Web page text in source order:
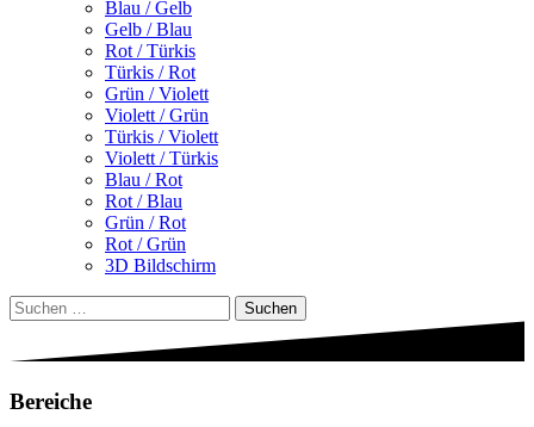
Blau / Gelb
Gelb / Blau
Rot / Türkis
Türkis / Rot
Grün / Violett
Violett / Grün
Türkis / Violett
Violett / Türkis
Blau / Rot
Rot / Blau
Grün / Rot
Rot / Grün
3D Bildschirm
Suchen
nach:
Bereiche